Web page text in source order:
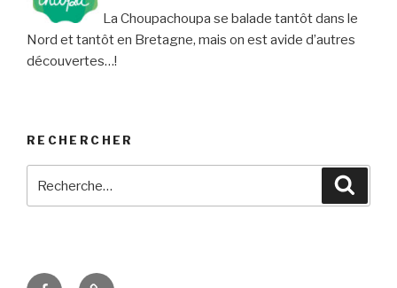
La Choupachoupa se balade tantôt dans le
Nord et tantôt en Bretagne, mais on est avide d’autres
découvertes…!
RECHERCHER
pour
Facebook
E-